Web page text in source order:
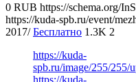
0 RUB https://schema.org/
https://kuda-spb.ru/event/
2017/ Бесплатно 1.3K 2
https://kuda-
spb.ru/image/255/255/
https://kuda-